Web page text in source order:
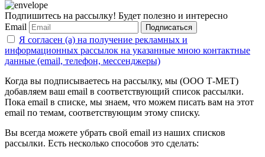
Подпишитесь на рассылку! Будет полезно и интересно
Email
Подписаться
Я согласен (а) на получение рекламных и
информационных рассылок на указанные мною контактные
данные (email, телефон, мессенджеры)
Когда вы подписываетесь на рассылку, мы (ООО Т-МЕТ)
добавляем ваш email в соответствующий список рассылки.
Пока email в списке, мы знаем, что можем писать вам на этот
email по темам, соответствующим этому списку.
Вы всегда можете убрать свой email из наших списков
рассылки. Есть несколько способов это сделать: